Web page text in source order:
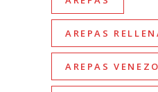
AREPAS
AREPAS